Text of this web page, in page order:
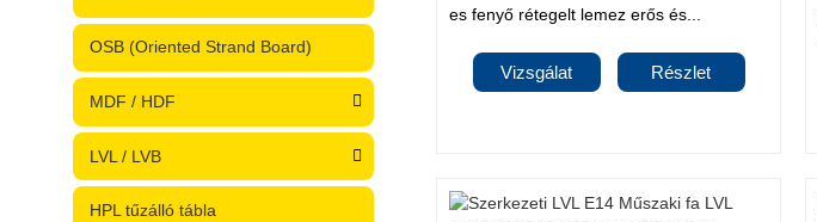
OSB (Oriented Strand Board)
MDF / HDF
LVL / LVB
HPL tűzálló tábla
es fenyő rétegelt lemez erős és...
Vizsgálat Részlet